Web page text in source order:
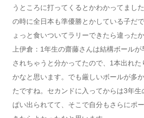
うところに打ってくるとかわかってまし
の時に全日本も準優勝とかしている子だ
ょっと食いついてラリーできたら違った
上伊倉：1年生の齋藤さんは結構ボールが
されちゃうと分かってたので、1本出れ
かなと思います。でも厳しいボールが多
たですね。セカンドに入ってからは3年生
ぱい出られてて、そこで自分もさらにポ